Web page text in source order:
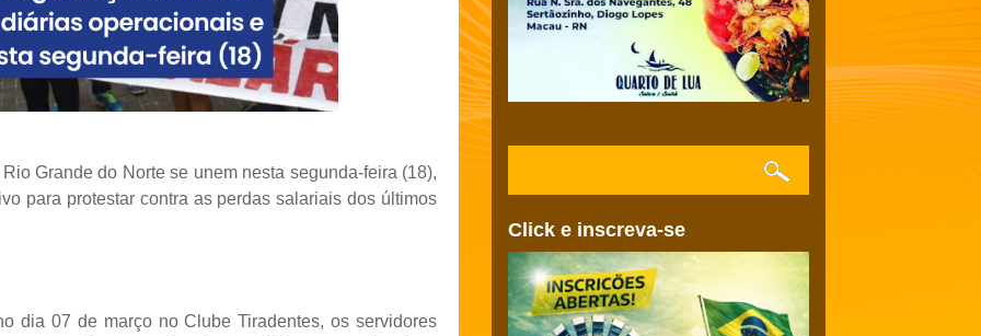
Grande do Norte se unem nesta segunda-feira (18),
para protestar contra as perdas salariais dos últimos
dia 07 de março no Clube Tiradentes, os servidores
Click e inscreva-se